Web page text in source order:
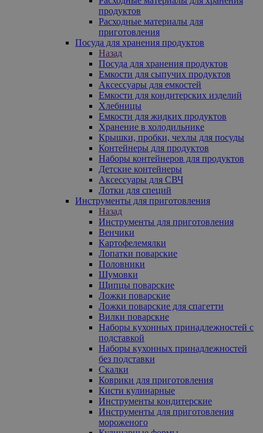
продуктов
Расходные материалы для
приготовления
Посуда для хранения продуктов
Назад
Посуда для хранения продуктов
Емкости для сыпучих продуктов
Аксессуары для емкостей
Емкости для кондитерских изделий
Хлебницы
Емкости для жидких продуктов
Хранение в холодильнике
Крышки, пробки, чехлы для посуды
Контейнеры для продуктов
Наборы контейнеров для продуктов
Детские контейнеры
Аксессуары для СВЧ
Лотки для специй
Инструменты для приготовления
Назад
Инструменты для приготовления
Венчики
Картофелемялки
Лопатки поварские
Половники
Шумовки
Щипцы поварские
Ложки поварские
Ложки поварские для спагетти
Вилки поварские
Наборы кухонных принадлежностей с
подставкой
Наборы кухонных принадлежностей
без подставки
Скалки
Коврики для приготовления
Кисти кулинарные
Инструменты кондитерские
Инструменты для приготовления
мороженого